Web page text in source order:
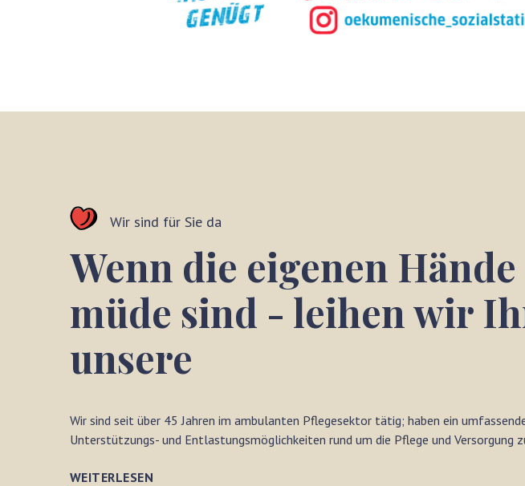
Wir sind für Sie da
Wenn die eigenen Hände
müde sind - leihen wir
unsere
Wir sind seit über 45 Jahren im ambulanten Pflegesektor tätig; haben ein
Unterstützungs- und Entlastungsmöglichkeiten rund um die Pflege und Versorgung
WEITERLESEN